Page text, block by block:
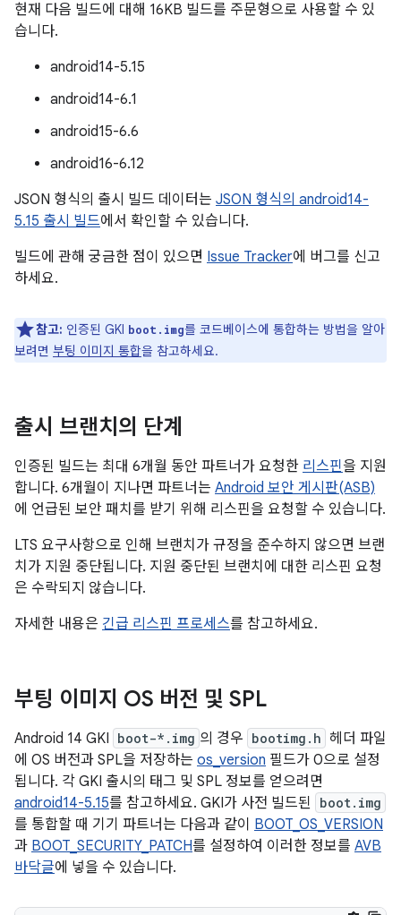
현재 다음 빌드에 대해 16KB 빌드를 주문형으로 사용할 수 있
습니다.
android14-5.15
android14-6.1
android15-6.6
android16-6.12
JSON 형식의 출시 빌드 데이터는 JSON 형식의 android14-
5.15 출시 빌드에서 확인할 수 있습니다.
빌드에 관해 궁금한 점이 있으면 Issue Tracker에 버그를 신고
하세요.
참고: 인증된 GKI boot.img를 코드베이스에 통합하는 방법을 알아
보려면 부팅 이미지 통합을 참고하세요.
출시 브랜치의 단계
인증된 빌드는 최대 6개월 동안 파트너가 요청한 리스핀을 지원
합니다. 6개월이 지나면 파트너는 Android 보안 게시판(ASB)
에 언급된 보안 패치를 받기 위해 리스핀을 요청할 수 있습니다.
LTS 요구사항으로 인해 브랜치가 규정을 준수하지 않으면 브랜
치가 지원 중단됩니다. 지원 중단된 브랜치에 대한 리스핀 요청
은 수락되지 않습니다.
자세한 내용은 긴급 리스핀 프로세스를 참고하세요.
부팅 이미지 OS 버전 및 SPL
Android 14 GKI boot-*.img 의 경우 bootimg.h 헤더 파일
에 OS 버전과 SPL을 저장하는 os_version 필드가 0으로 설정
됩니다. 각 GKI 출시의 태그 및 SPL 정보를 얻으려면
android14-5.15를 참고하세요. GKI가 사전 빌드된 boot.img
를 통합할 때 기기 파트너는 다음과 같이 BOOT_OS_VERSION
과 BOOT_SECURITY_PATCH를 설정하여 이러한 정보를 AVB
바닥글에 넣을 수 있습니다.